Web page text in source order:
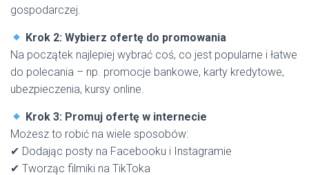
gospodarczej.
Krok 2: Wybierz ofertę do promowania
Na początek najlepiej wybrać coś, co jest popularne i łatwe
do polecania – np. promocje bankowe, karty kredytowe,
ubezpieczenia, kursy online.
Krok 3: Promuj ofertę w internecie
Możesz to robić na wiele sposobów:
✔ Dodając posty na Facebooku i Instagramie
✔ Tworząc filmiki na TikToka